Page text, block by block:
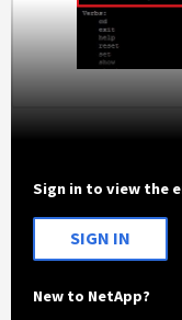
Sign in to view the
SIGN IN
New to NetApp?